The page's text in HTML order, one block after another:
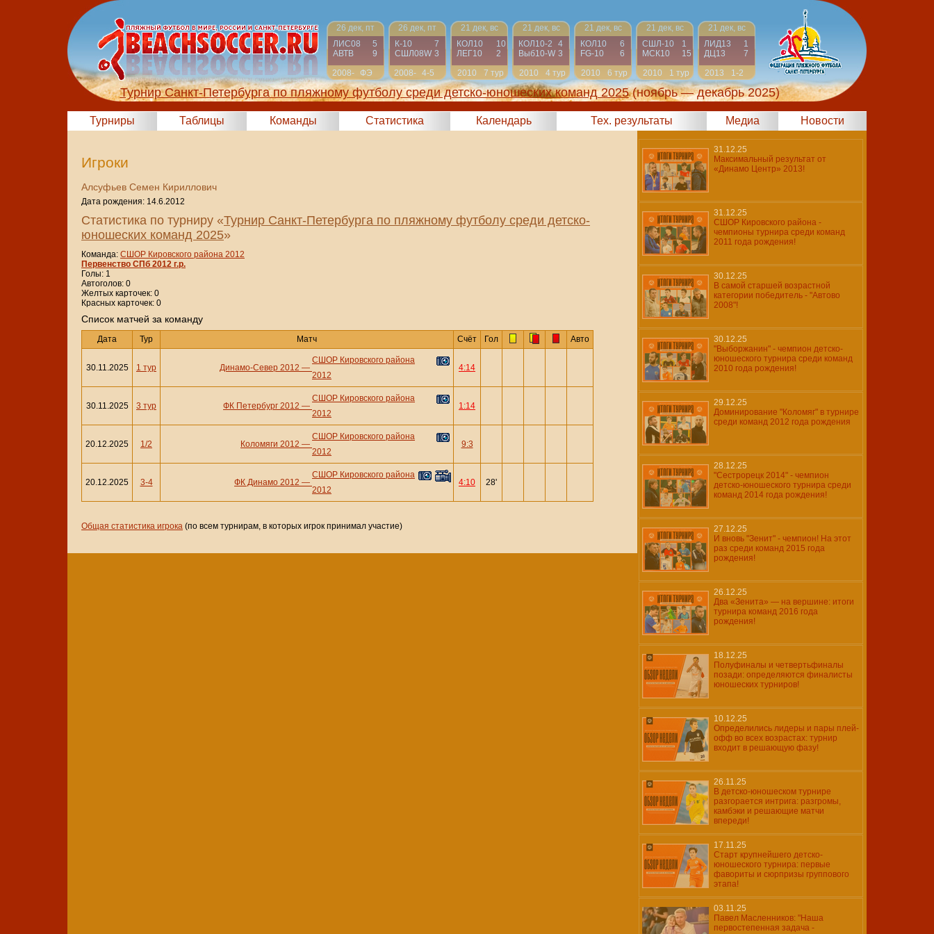
26 дек, пт
ЛИС08
5
АВТВ
9
2008-
2009
ФЭ
26 дек, пт
К-10
7
СШЛ08W 3
2008-
2009
4-5
21 дек, вс
КОЛ10
10
ЛЕГ10
2
2010
7 тур
21 дек, вс
КОЛ10-2
4
Выб10-W 3
2010
4 тур
21 дек, вс
КОЛ10
6
FG-10
6
2010
6 тур
21 дек, вс
СШЛ-10
1
МСК10
15
2010
1 тур
21 дек, вс
ЛИД13
1
ДЦ13
7
2013
1-2
Турнир Санкт-Петербурга по пляжному футболу среди детско-юношеских команд 2025 (ноябрь — декабрь 2025)
Турниры Таблицы Команды Статистика Календарь Тех. результаты Медиа Новости
Игроки
Алсуфьев Семен Кириллович
Дата рождения: 14.6.2012
Статистика по турниру «Турнир Санкт-Петербурга по пляжному футболу среди детско-
юношеских команд 2025»
Команда: СШОР Кировского района 2012
Первенство СПб 2012 г.р.
Голы: 1
Автоголов: 0
Желтых карточек: 0
Красных карточек: 0
Cписок матчей за команду
Дата Тур Матч Счёт Гол Авто
30.11.2025 1 тур Динамо-Север 2012 —
СШОР Кировского района
2012
4:14
30.11.2025 3 тур ФК Петербург 2012 —
СШОР Кировского района
2012
1:14
20.12.2025 1/2 Коломяги 2012 —
СШОР Кировского района
2012
9:3
20.12.2025 3-4 ФК Динамо 2012 —
СШОР Кировского района
2012
4:10 28'
Общая статистика игрока (по всем турнирам, в которых игрок принимал участие)
31.12.25
Максимальный результат от
«Динамо Центр» 2013!
31.12.25
СШОР Кировского района -
чемпионы турнира среди команд
2011 года рождения!
30.12.25
В самой старшей возрастной
категории победитель - "Автово
2008"!
30.12.25
"Выборжанин" - чемпион детско-
юношеского турнира среди команд
2010 года рождения!
29.12.25
Доминирование "Коломяг" в турнире
среди команд 2012 года рождения
28.12.25
"Сестрорецк 2014" - чемпион
детско-юношеского турнира среди
команд 2014 года рождения!
27.12.25
И вновь "Зенит" - чемпион! На этот
раз среди команд 2015 года
рождения!
26.12.25
Два «Зенита» — на вершине: итоги
турнира команд 2016 года
рождения!
18.12.25
Полуфиналы и четвертьфиналы
позади: определяются финалисты
юношеских турниров!
10.12.25
Определились лидеры и пары плей-
офф во всех возрастах: турнир
входит в решающую фазу!
26.11.25
В детско-юношеском турнире
разгорается интрига: разгромы,
камбэки и решающие матчи
впереди!
17.11.25
Старт крупнейшего детско-
юношеского турнира: первые
фавориты и сюрпризы группового
этапа!
03.11.25
Павел Масленников: "Наша
первостепенная задача -